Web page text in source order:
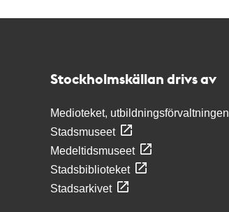
Stockholmskällan drivs av
Medioteket, utbildningsförvaltningen
Stadsmuseet
Medeltidsmuseet
Stadsbiblioteket
Stadsarkivet